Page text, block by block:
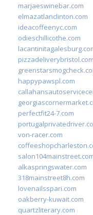
marjaeswinebar.com
elmazatlanclinton.com
ideacoffeenyc.com
odieschillicothe.com
pizzadeliverybristol.com
happypawspl.com
perfectfit24-7.com
von-racer.com
alkaspringswater.com
318mainstreet8h.com
lovenailsspari.com
oakberry-kuwait.com
quartzliterary.com